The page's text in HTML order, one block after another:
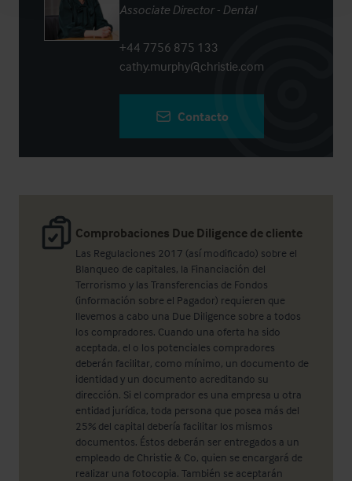
Comprobaciones Due Diligence de cliente
Las Regulaciones 2017 (así modificado) sobre el
Blanqueo de capitales, la Financiación del
Terrorismo y las Transferencias de Fondos
(información sobre el Pagador) requieren que
llevemos a cabo una Due Diligence sobre a todos
los compradores. Cuando una oferta ha sido
aceptada, el o los potenciales compradores
deberán facilitar, como mínimo, un documento de
identidad y un documento acreditando su
dirección. Si el comprador es una empresa u otra
entidad jurídica, toda persona que posea más del
25% del capital debería facilitar los mismos
documentos. Éstos deberán ser entregados a un
empleado de Christie & Co, quien se encargará de
realizar una fotocopia. También se aceptarán
Associate Director - Dental
+44 7756 875 133
cathy.murphy@christie.com
Contacto